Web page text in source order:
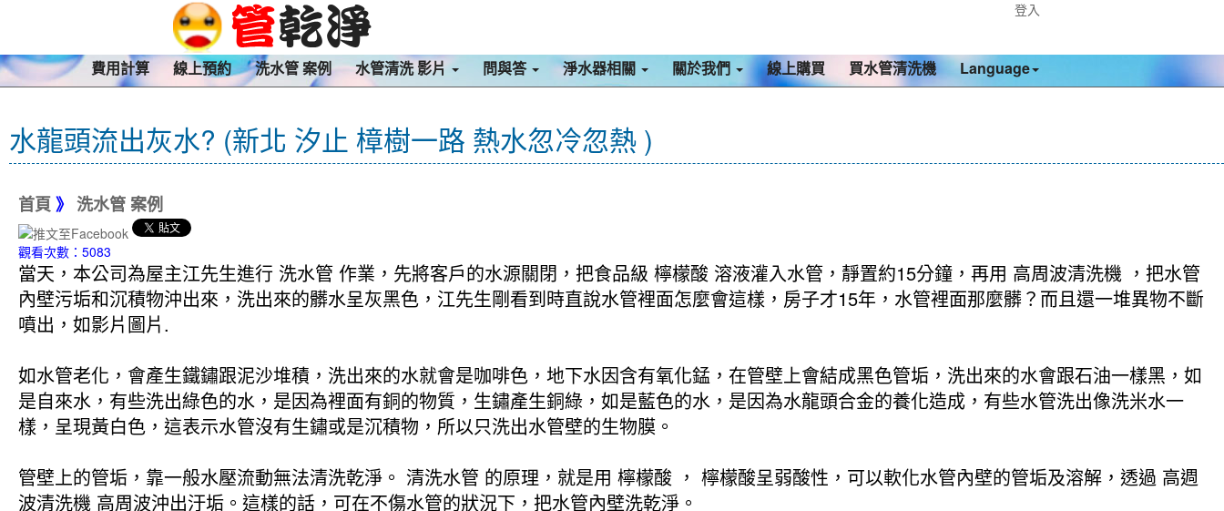
登入
費用計算 線上預約 洗水管 案例 水管清洗 影片 問與答 淨水器相關 關於我們 線上購買 買水管清洗機 Language
水龍頭流出灰水? (新北 汐止 樟樹一路 熱水忽冷忽熱 )
首頁 》 洗水管 案例
觀看次數：5083
當天，本公司為屋主江先生進行 洗水管 作業，先將客戶的水源關閉，把食品級 檸檬酸 溶液灌入水管，靜置約15分鐘，再用 高周波清洗機 ，把水管
內壁污垢和沉積物沖出來，洗出來的髒水呈灰黑色，江先生剛看到時直說水管裡面怎麼會這樣，房子才15年，水管裡面那麼髒？而且還一堆異物不斷
噴出，如影片圖片.
如水管老化，會產生鐵鏽跟泥沙堆積，洗出來的水就會是咖啡色，地下水因含有氧化錳，在管壁上會結成黑色管垢，洗出來的水會跟石油一樣黑，如
是自來水，有些洗出綠色的水，是因為裡面有銅的物質，生鏽產生銅綠，如是藍色的水，是因為水龍頭合金的養化造成，有些水管洗出像洗米水一
樣，呈現黃白色，這表示水管沒有生鏽或是沉積物，所以只洗出水管壁的生物膜。
管壁上的管垢，靠一般水壓流動無法清洗乾淨。 清洗水管 的原理，就是用 檸檬酸 ， 檸檬酸呈弱酸性，可以軟化水管內壁的管垢及溶解，透過 高週
波清洗機 高周波沖出汙垢。這樣的話，可在不傷水管的狀況下，把水管內壁洗乾淨。